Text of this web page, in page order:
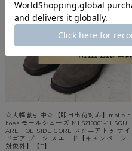
☆大幅割引中☆【即日出荷対応】molle s
hoes モールシューズ MLS210301-11 SQU
ARE TOE SIDE GORE スクエアトゥ サイ
ドゴア ブーツ スエード【キャンペーン
対象外】【T】